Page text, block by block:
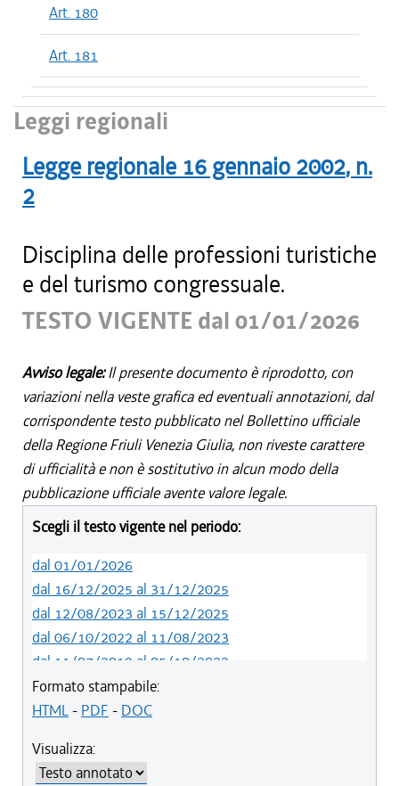
Art. 180
Art. 181
Leggi regionali
Legge regionale 16 gennaio 2002, n.
2
Disciplina delle professioni turistiche
e del turismo congressuale.
TESTO VIGENTE dal 01/01/2026
Avviso legale:Il presente documento è riprodotto, con
variazioni nella veste grafica ed eventuali annotazioni, dal
corrispondente testo pubblicato nel Bollettino ufficiale
della Regione Friuli Venezia Giulia, non riveste carattere
di ufficialità e non è sostitutivo in alcun modo della
pubblicazione ufficiale avente valore legale.
Scegli il testo vigente nel periodo:
dal 01/01/2026
dal 16/12/2025 al 31/12/2025
dal 12/08/2023 al 15/12/2025
dal 06/10/2022 al 11/08/2023
dal 11/07/2019 al 05/10/2022
dal 01/05/2019 al 10/07/2019
dal 12/04/2018 al 30/04/2019
dal 01/01/2018 al 28/03/2018
dal 09/11/2017 al 31/12/2017
Formato stampabile:
HTML- PDF - DOC
Visualizza: